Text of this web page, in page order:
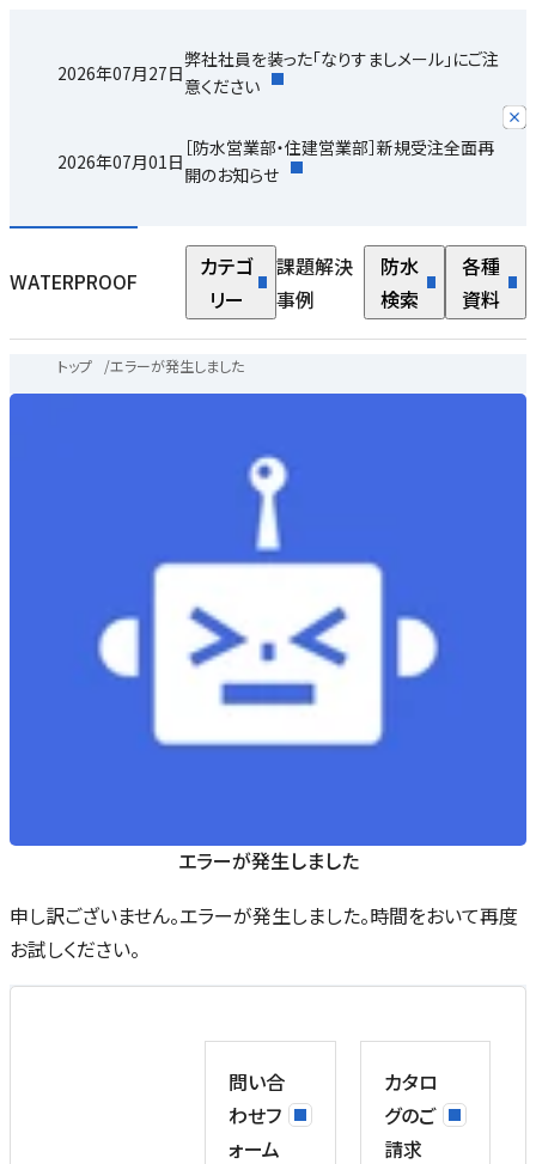
2026年07月27日
弊社社員を装った「なりすましメール」にご注
意ください
2026年07月01日
［防水営業部・住建営業部］新規受注全面再
開のお知らせ
WATERPROOF
カテゴ
リー
課題解決
事例
防水
検索
各種
資料
トップ /エラーが発生しました
エラーが発生しました
申し訳ございません。エラーが発生しました。時間をおいて再度
お試しください。
問い合
わせフ
ォーム
カタロ
グのご
請求